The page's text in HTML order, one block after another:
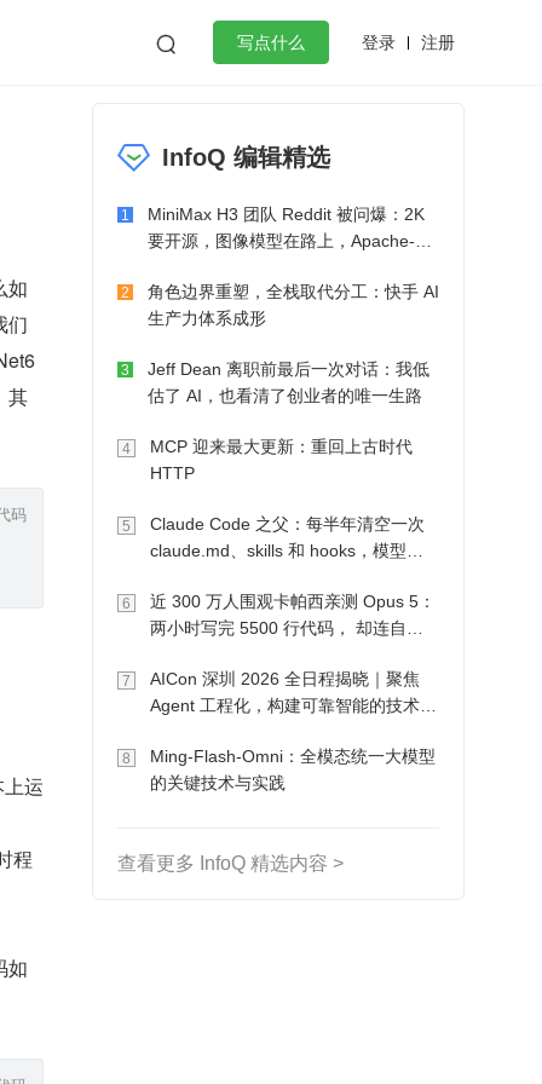
 写点什么 登录 注册
微服务架构 flutter
如
们
其
码
运
程
如
InfoQ 编辑精选
1
MiniMax H3 团队 Reddit 被问爆：2K
要开源，图像模型在路上，Apache-2.0
2
角色边界重塑，全栈取代分工：快手 AI
生产力体系成形
3
Jeff Dean 离职前最后一次对话：我低
估了 AI，也看清了创业者的唯一生路
4
MCP 迎来最大更新：重回上古时代
HTTP
5
Claude Code 之父：每半年清空一次
claude.md、skills 和 hooks，模型自
6
近 300 万人围观卡帕西亲测 Opus 5：
两小时写完 5500 行代码， 却连自己
7
AICon 深圳 2026 全日程揭晓｜聚焦
Agent 工程化，构建可靠智能的技术路
8
Ming-Flash-Omni：全模态统一大模型
的关键技术与实践
查看更多 InfoQ 精选内容 >